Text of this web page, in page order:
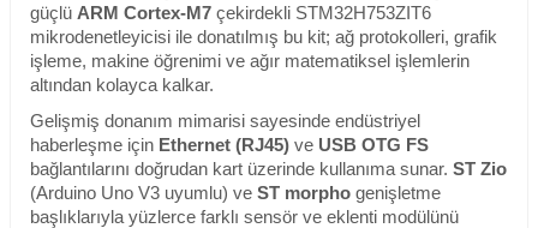
güçlü ARM Cortex-M7 çekirdekli STM32H753ZIT6
mikrodenetleyicisi ile donatılmış bu kit; ağ protokolleri, grafik
işleme, makine öğrenimi ve ağır matematiksel işlemlerin
altından kolayca kalkar.
Gelişmiş donanım mimarisi sayesinde endüstriyel
haberleşme için Ethernet (RJ45) ve USB OTG FS
bağlantılarını doğrudan kart üzerinde kullanıma sunar. ST Zio
(Arduino Uno V3 uyumlu) ve ST morpho genişletme
başlıklarıyla yüzlerce farklı sensör ve eklenti modülünü